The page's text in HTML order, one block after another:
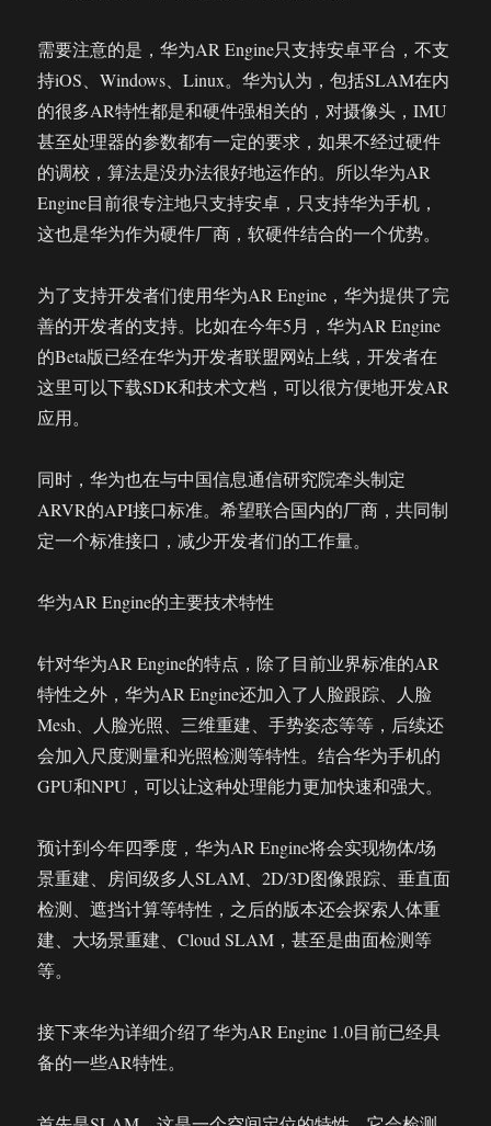
需要注意的是，华为AR Engine只支持安卓平台，不支
持iOS、Windows、Linux。华为认为，包括SLAM在内
的很多AR特性都是和硬件强相关的，对摄像头，IMU
甚至处理器的参数都有一定的要求，如果不经过硬件
的调校，算法是没办法很好地运作的。所以华为AR
Engine目前很专注地只支持安卓，只支持华为手机，
这也是华为作为硬件厂商，软硬件结合的一个优势。
为了支持开发者们使用华为AR Engine，华为提供了完
善的开发者的支持。比如在今年5月，华为AR Engine
的Beta版已经在华为开发者联盟网站上线，开发者在
这里可以下载SDK和技术文档，可以很方便地开发AR
应用。
同时，华为也在与中国信息通信研究院牵头制定
ARVR的API接口标准。希望联合国内的厂商，共同制
定一个标准接口，减少开发者们的工作量。
华为AR Engine的主要技术特性
针对华为AR Engine的特点，除了目前业界标准的AR
特性之外，华为AR Engine还加入了人脸跟踪、人脸
Mesh、人脸光照、三维重建、手势姿态等等，后续还
会加入尺度测量和光照检测等特性。结合华为手机的
GPU和NPU，可以让这种处理能力更加快速和强大。
预计到今年四季度，华为AR Engine将会实现物体/场
景重建、房间级多人SLAM、2D/3D图像跟踪、垂直面
检测、遮挡计算等特性，之后的版本还会探索人体重
建、大场景重建、Cloud SLAM，甚至是曲面检测等
等。
接下来华为详细介绍了华为AR Engine 1.0目前已经具
备的一些AR特性。